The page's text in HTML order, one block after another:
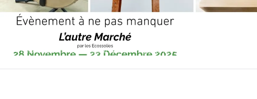
LE 67 ATELIERS DE CREATEURS: espace de coworking à Nantes: Adresse